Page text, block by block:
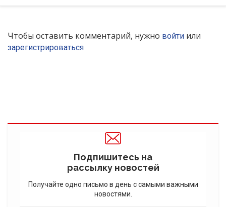
Чтобы оставить комментарий, нужно войти или
зарегистрироваться
Подпишитесь на
рассылку новостей
Получайте одно письмо в день с самыми важными
новостями.